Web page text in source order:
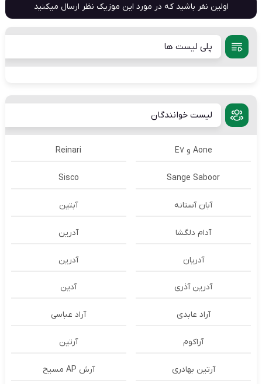
اولین نفر باشید که در مورد این موزیک نظر ارسال میکنید
پلی لیست ها
لیست خوانندگان
Aone و E7 Reinari
Sange Saboor
Sisco
آبان آستانه آبتین
آدام دلگشا آدرين
آدریان آدرین
آدرین آذری آدین
آراد عابدی آراد عباسی
آراکوم آرتین
آرتین بهادری آرش AP مسیح